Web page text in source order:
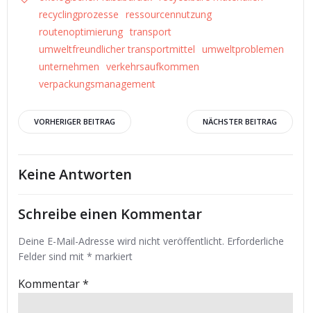
recyclingprozesse ressourcennutzung
routenoptimierung transport
umweltfreundlicher transportmittel umweltproblemen
unternehmen verkehrsaufkommen
verpackungsmanagement
Beitrags-
Navigation
VORHERIGER BEITRAG
Beitrags-
Navigation
NÄCHSTER BEITRAG
Keine Antworten
Schreibe einen Kommentar
Deine E-Mail-Adresse wird nicht veröffentlicht. Erforderliche
Felder sind mit * markiert
Kommentar*